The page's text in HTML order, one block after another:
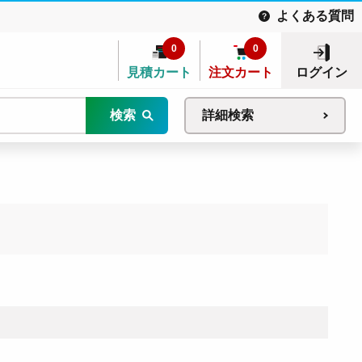
よくある質問
見積カート
0
注文カート
0
ログイン
検索 詳細検索